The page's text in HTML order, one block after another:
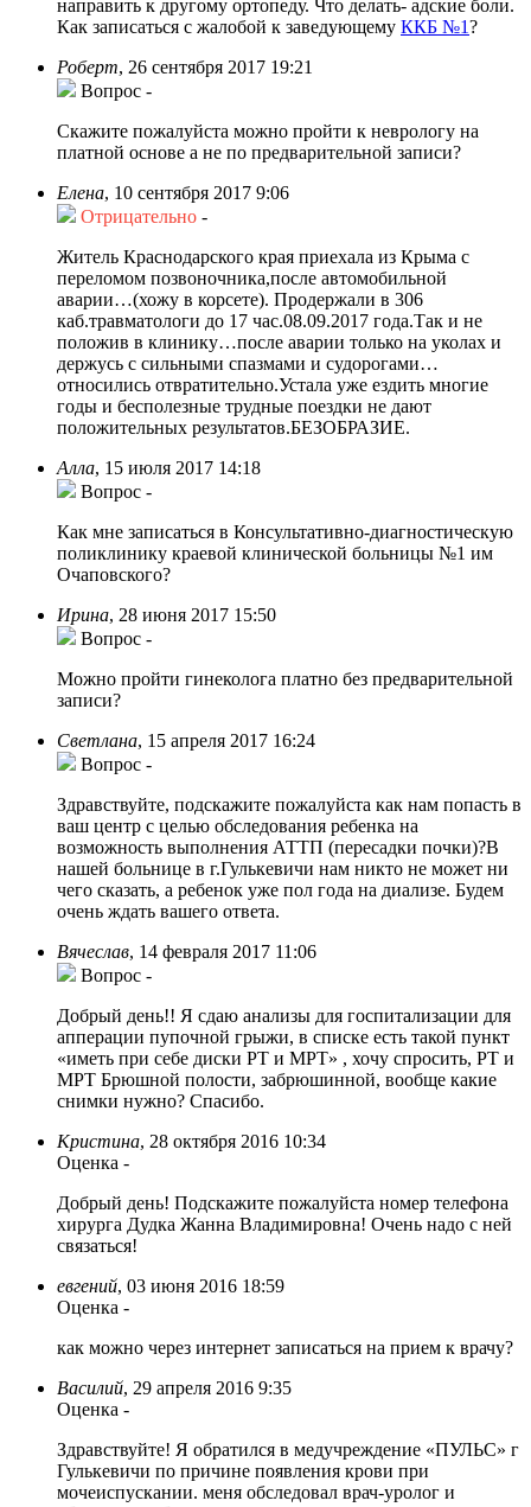
направить к другому ортопеду. Что делать- адские боли.
Как записаться с жалобой к заведующему ККБ №1?
Роберт, 26 сентября 2017 19:21
Вопрос -
Скажите пожалуйста можно пройти к неврологу на
платной основе а не по предварительной записи?
Елена, 10 сентября 2017 9:06
Отрицательно -
Житель Краснодарского края приехала из Крыма с
переломом позвоночника,после автомобильной
аварии…(хожу в корсете). Продержали в 306
каб.травматологи до 17 час.08.09.2017 года.Так и не
положив в клинику…после аварии только на уколах и
держусь с сильными спазмами и судорогами…
относились отвратительно.Устала уже ездить многие
годы и бесполезные трудные поездки не дают
положительных результатов.БЕЗОБРАЗИЕ.
Алла, 15 июля 2017 14:18
Вопрос -
Как мне записаться в Консультативно-диагностическую
поликлинику краевой клинической больницы №1 им
Очаповского?
Ирина, 28 июня 2017 15:50
Вопрос -
Можно пройти гинеколога платно без предварительной
записи?
Светлана, 15 апреля 2017 16:24
Вопрос -
Здравствуйте, подскажите пожалуйста как нам попасть в
ваш центр с целью обследования ребенка на
возможность выполнения АТТП (пересадки почки)?В
нашей больнице в г.Гулькевичи нам никто не может ни
чего сказать, а ребенок уже пол года на диализе. Будем
очень ждать вашего ответа.
Вячеслав, 14 февраля 2017 11:06
Вопрос -
Добрый день!! Я сдаю анализы для госпитализации для
апперации пупочной грыжи, в списке есть такой пункт
«иметь при себе диски РТ и МРТ» , хочу спросить, РТ и
МРТ Брюшной полости, забрюшинной, вообще какие
снимки нужно? Спасибо.
Кристина, 28 октября 2016 10:34
Оценка -
Добрый день! Подскажите пожалуйста номер телефона
хирурга Дудка Жанна Владимировна! Очень надо с ней
связаться!
евгений, 03 июня 2016 18:59
Оценка -
как можно через интернет записаться на прием к врачу?
Василий, 29 апреля 2016 9:35
Оценка -
Здравствуйте! Я обратился в медучреждение «ПУЛЬС» г
Гулькевичи по причине появления крови при
мочеиспускании. меня обследовал врач-уролог и